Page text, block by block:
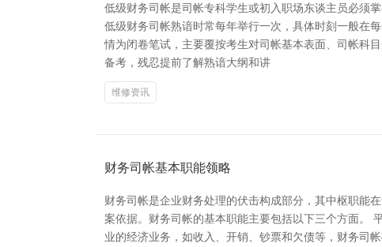
低级财务司帐是司帐专科学生或初入职场东谈主员必须
低级财务司帐熟谙时常每年举行一次，具体时刻一般在
情为闭卷笔试，主要覆按考生对司帐基本表面、司帐科
备考，残忍提前了解熟谙大纲和讲
维修资讯
财务司帐基本职能领略
财务司帐是企业财务处理的伏击构成部分，其中枢职能
案依据。财务司帐的基本职能主要包括以下三个方面。
业的经济业务，如收入、开销、钞票和欠债等，财务司